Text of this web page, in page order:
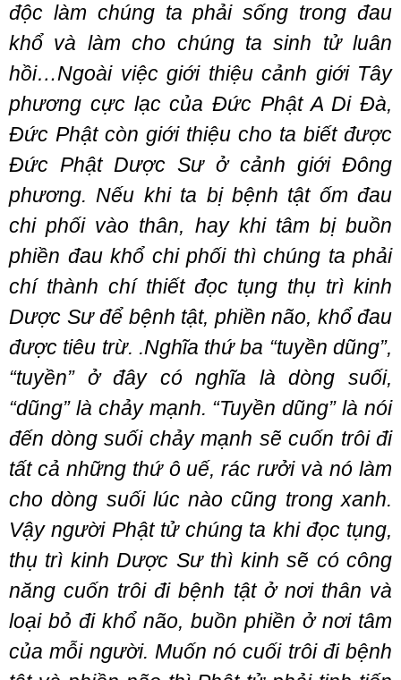
độc làm chúng ta phải sống trong đau
khổ và làm cho chúng ta sinh tử luân
hồi…Ngoài việc giới thiệu cảnh giới Tây
phương cực lạc của Đức Phật A Di Đà,
Đức Phật còn giới thiệu cho ta biết được
Đức Phật Dược Sư ở cảnh giới Đông
phương. Nếu khi ta bị bệnh tật ốm đau
chi phối vào thân, hay khi tâm bị buồn
phiền đau khổ chi phối thì chúng ta phải
chí thành chí thiết đọc tụng thụ trì kinh
Dược Sư để bệnh tật, phiền não, khổ đau
được tiêu trừ. .Nghĩa thứ ba “tuyền dũng”,
“tuyền” ở đây có nghĩa là dòng suối,
“dũng” là chảy mạnh. “Tuyền dũng” là nói
đến dòng suối chảy mạnh sẽ cuốn trôi đi
tất cả những thứ ô uế, rác rưởi và nó làm
cho dòng suối lúc nào cũng trong xanh.
Vậy người Phật tử chúng ta khi đọc tụng,
thụ trì kinh Dược Sư thì kinh sẽ có công
năng cuốn trôi đi bệnh tật ở nơi thân và
loại bỏ đi khổ não, buồn phiền ở nơi tâm
của mỗi người. Muốn nó cuối trôi đi bệnh